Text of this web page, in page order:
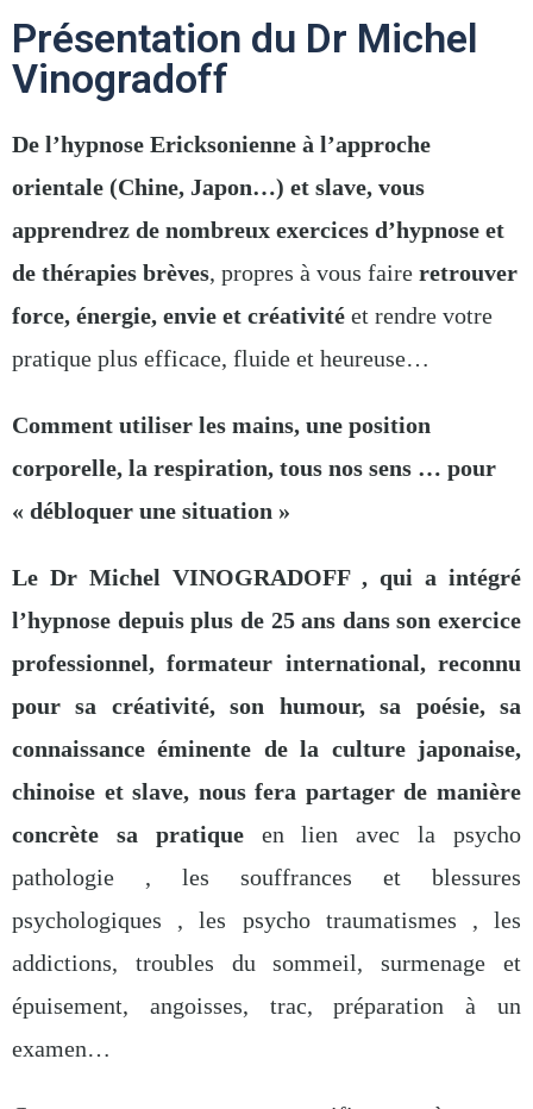
Présentation du Dr Michel
Vinogradoff
De l’hypnose Ericksonienne à l’approche
orientale (Chine, Japon…) et slave, vous
apprendrez de nombreux exercices d’hypnose et
de thérapies brèves, propres à vous faire retrouver
force, énergie, envie et créativité et rendre votre
pratique plus efficace, fluide et heureuse…
Comment utiliser les mains, une position
corporelle, la respiration, tous nos sens … pour
« débloquer une situation »
Le Dr Michel VINOGRADOFF , qui a intégré
l’hypnose depuis plus de 25 ans dans son exercice
professionnel, formateur international, reconnu
pour sa créativité, son humour, sa poésie, sa
connaissance éminente de la culture japonaise,
chinoise et slave, nous fera partager de manière
concrète sa pratiqueen lien avec la psycho
pathologie , les souffrances et blessures
psychologiques , les psycho traumatismes , les
addictions, troubles du sommeil, surmenage et
épuisement, angoisses, trac, préparation à un
examen…